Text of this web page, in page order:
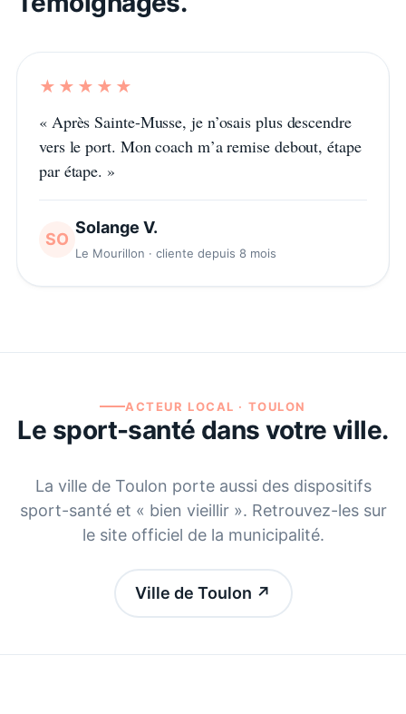
★★★★★
« Après Sainte-Musse, je n’osais plus descendre
vers le port. Mon coach m’a remise debout, étape
par étape. »
SO
Solange V.
Le Mourillon · cliente depuis 8 mois
ACTEUR LOCAL · TOULON
Le sport-santé dans votre ville.
La ville de Toulon porte aussi des dispositifs
sport-santé et « bien vieillir ». Retrouvez-les sur
le site officiel de la municipalité.
Ville de Toulon ↗